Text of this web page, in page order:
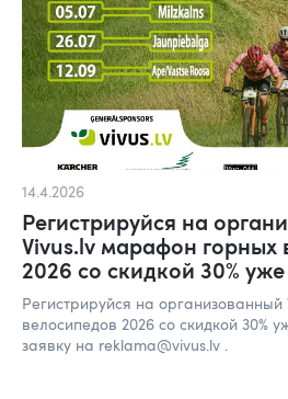
14.4.2026
Регистрируйся на
Vivus.lv марафон горных
2026 со скидкой 30%
Регистрируйся на
велосипедов 2026 со скидкой 30%
заявку на reklama@vivus.lv .